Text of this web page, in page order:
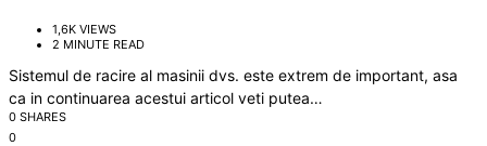
1,6K VIEWS
2 MINUTE READ
Sistemul de racire al masinii dvs. este extrem de important, asa
ca in continuarea acestui articol veti putea…
0 SHARES
0